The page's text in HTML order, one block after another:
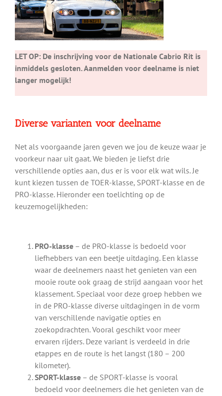
LET OP: De inschrijving voor de Nationale Cabrio Rit is
inmiddels gesloten. Aanmelden voor deelname is niet
langer mogelijk!
Diverse varianten voor deelname
Net als voorgaande jaren geven we jou de keuze waar je
voorkeur naar uit gaat. We bieden je liefst drie
verschillende opties aan, dus er is voor elk wat wils. Je
kunt kiezen tussen de TOER-klasse, SPORT-klasse en de
PRO-klasse. Hieronder een toelichting op de
keuzemogelijkheden:
PRO-klasse – de PRO-klasse is bedoeld voor
liefhebbers van een beetje uitdaging. Een klasse
waar de deelnemers naast het genieten van een
mooie route ook graag de strijd aangaan voor het
klassement. Speciaal voor deze groep hebben we
in de PRO-klasse diverse uitdagingen in de vorm
van verschillende navigatie opties en
zoekopdrachten. Vooral geschikt voor meer
ervaren rijders. Deze variant is verdeeld in drie
etappes en de route is het langst (180 – 200
kilometer).
SPORT-klasse – de SPORT-klasse is vooral
bedoeld voor deelnemers die het genieten van de